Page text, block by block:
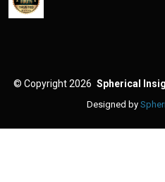
© Copyright 2026 Spherical
Designed by